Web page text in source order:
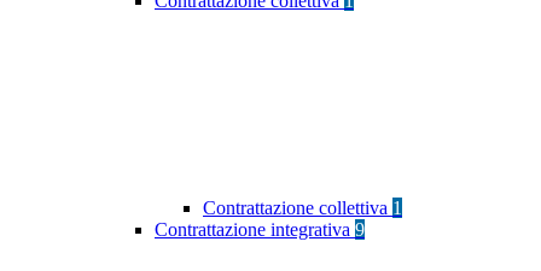
Contrattazione collettiva 1
Contrattazione integrativa 9